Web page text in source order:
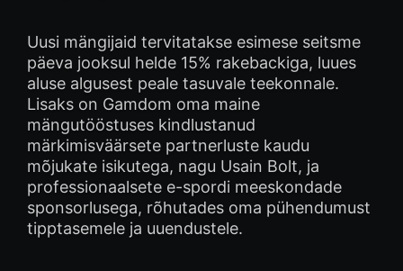
Uusi mängijaid tervitatakse esimese seitsme
päeva jooksul helde 15% rakebackiga, luues
aluse algusest peale tasuvale teekonnale.
Lisaks on Gamdom oma maine
mängutööstuses kindlustanud
märkimisväärsete partnerluste kaudu
mõjukate isikutega, nagu Usain Bolt, ja
professionaalsete e-spordi meeskondade
sponsorlusega, rõhutades oma pühendumust
tipptasemele ja uuendustele.